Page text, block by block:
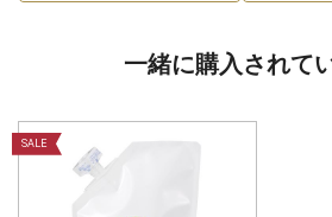
一緒に購入されて
SALE